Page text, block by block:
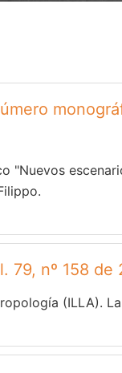
"Nuevos
79, nº 158 de
(ILLA).